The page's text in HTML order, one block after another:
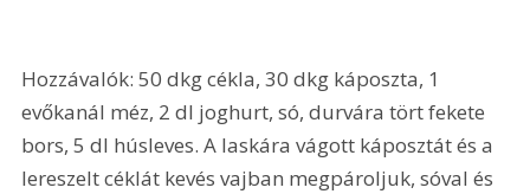
Hozzávalók: 50 dkg cékla, 30 dkg káposzta, 1
evőkanál méz, 2 dl joghurt, só, durvára tört fekete
bors, 5 dl húsleves. A laskára vágott káposztát és a
lereszelt céklát kevés vajban megpároljuk, sóval és